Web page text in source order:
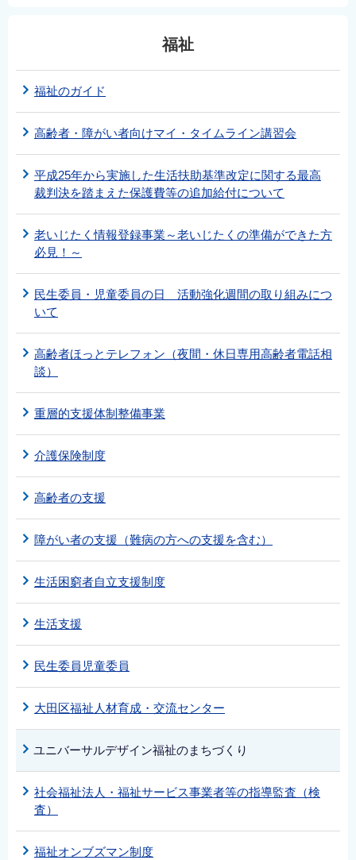
福祉
福祉のガイド
高齢者・障がい者向けマイ・タイムライン講習会
平成25年から実施した生活扶助基準改定に関する最高
裁判決を踏まえた保護費等の追加給付について
老いじたく情報登録事業～老いじたくの準備ができた方
必見！～
民生委員・児童委員の日 活動強化週間の取り組みにつ
いて
高齢者ほっとテレフォン（夜間・休日専用高齢者電話相
談）
重層的支援体制整備事業
介護保険制度
高齢者の支援
障がい者の支援（難病の方への支援を含む）
生活困窮者自立支援制度
生活支援
民生委員児童委員
大田区福祉人材育成・交流センター
ユニバーサルデザイン福祉のまちづくり
社会福祉法人・福祉サービス事業者等の指導監査（検
査）
福祉オンブズマン制度